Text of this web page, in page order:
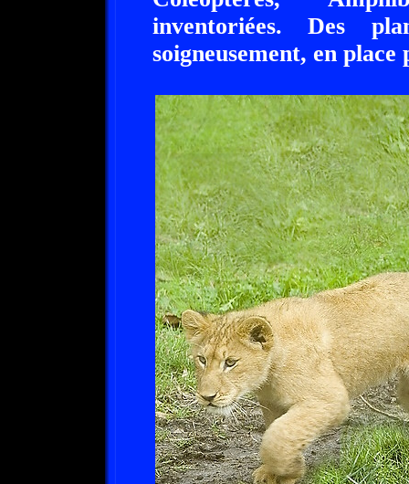
inventoriées. Des
soigneusement, en place